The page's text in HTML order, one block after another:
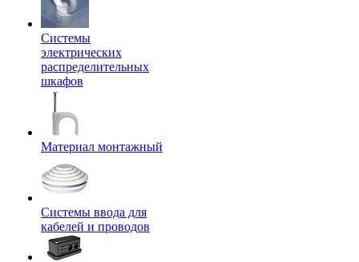
Системы
электрических
распределительных
шкафов
Материал монтажный
Системы ввода для
кабелей и проводов